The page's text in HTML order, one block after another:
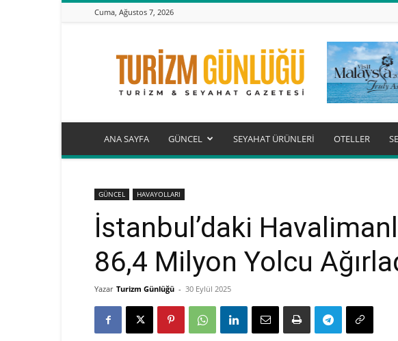
Cuma, Ağustos 7, 2026
Turizm
Günlüğü
ANA SAYFA GÜNCEL SEYAHAT ÜRÜNLERİ OTELLER
GÜNCEL HAVAYOLLARI
İstanbul’daki
86,4 Milyon Yolcu
Yazar Turizm Günlüğü - 30 Eylül 2025